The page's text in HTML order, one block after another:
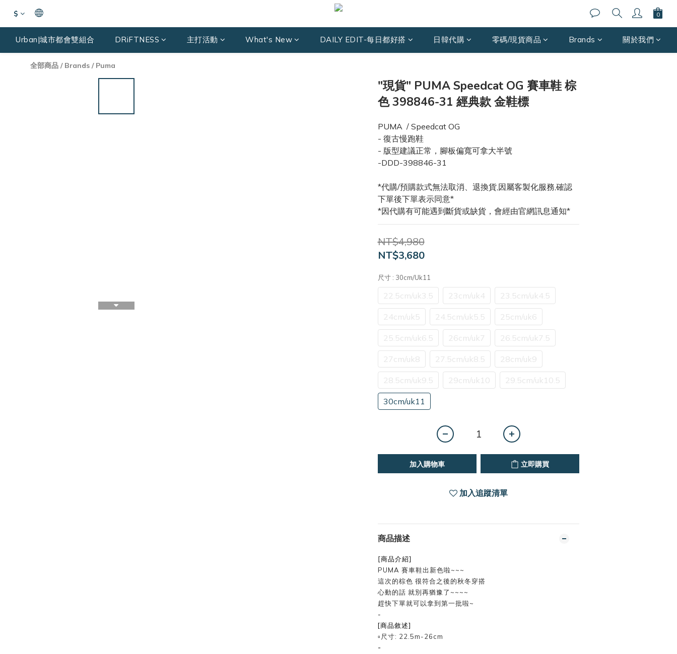
$
Urban|城市都會雙組合 DRiFTNESS 主打活動 What's New DAILY EDIT-每日都好搭 日韓代購 零碼/現貨商品 Brands 關於我們
全部商品 / Brands / Puma
"現貨" PUMA Speedcat OG 賽車鞋 棕
色 398846-31 經典款 金鞋標
PUMA  / Speedcat OG
- 復古慢跑鞋
- 版型建議正常，腳板偏寬可拿大半號
-DDD-398846-31
*代購/預購款式無法取消、退換貨,因屬客製化服務,確認
下單後下單表示同意*
*因代購有可能遇到斷貨或缺貨，會經由官網訊息通知*
NT$4,980
NT$3,680
尺寸 : 30cm/uk11
22.5cm/uk3.5 23cm/uk4 23.5cm/uk4.5
24cm/uk5 24.5cm/uk5.5 25cm/uk6
25.5cm/uk6.5 26cm/uk7 26.5cm/uk7.5
27cm/uk8 27.5cm/uk8.5 28cm/uk9
28.5cm/uk9.5 29cm/uk10 29.5cm/uk10.5
30cm/uk11
加入購物車 立即購買
加入追蹤清單
商品描述
[商品介紹]
PUMA 賽車鞋出新色啦~~~
這次的棕色 很符合之後的秋冬穿搭
心動的話 就別再猶豫了~~~~
趕快下單就可以拿到第一批啦~
-
[商品敘述]
▫️尺寸: 22.5m-26cm
-